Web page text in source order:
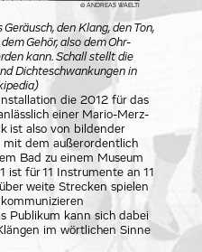
© ANDREAS WAELTI
den Klang, den Ton,
Gehör, also dem Ohr-
kann. Schall stellt die
Dichteschwankungen in
die 2012 für das
einer Mario-Merz-
ist also von bildender
dem außerordentlich
Bad zu einem Museum
ist für 11 Instrumente an 11
weite Strecken spielen
Publikum kann sich dabei
im wörtlichen Sinne